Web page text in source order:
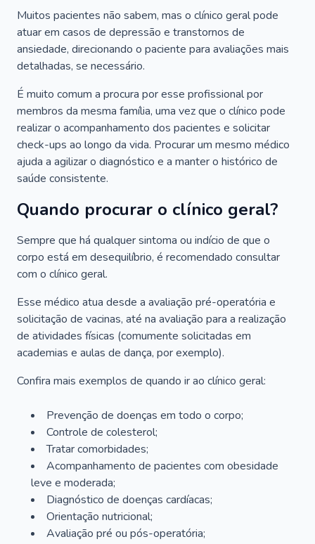
Muitos pacientes não sabem, mas o clínico geral pode
atuar em casos de depressão e transtornos de
ansiedade, direcionando o paciente para avaliações mais
detalhadas, se necessário.
É muito comum a procura por esse profissional por
membros da mesma família, uma vez que o clínico pode
realizar o acompanhamento dos pacientes e solicitar
check-ups ao longo da vida. Procurar um mesmo médico
ajuda a agilizar o diagnóstico e a manter o histórico de
saúde consistente.
Quando procurar o clínico geral?
Sempre que há qualquer sintoma ou indício de que o
corpo está em desequilíbrio, é recomendado consultar
com o clínico geral.
Esse médico atua desde a avaliação pré-operatória e
solicitação de vacinas, até na avaliação para a realização
de atividades físicas (comumente solicitadas em
academias e aulas de dança, por exemplo).
Confira mais exemplos de quando ir ao clínico geral:
Prevenção de doenças em todo o corpo;
Controle de colesterol;
Tratar comorbidades;
Acompanhamento de pacientes com obesidade
leve e moderada;
Diagnóstico de doenças cardíacas;
Orientação nutricional;
Avaliação pré ou pós-operatória;